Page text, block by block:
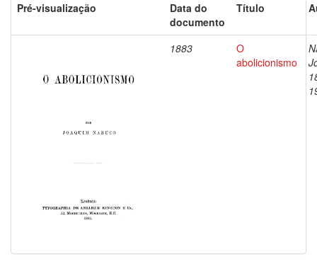
Pré-visualização
Data do
documento
Título
1883
O
abolicionismo